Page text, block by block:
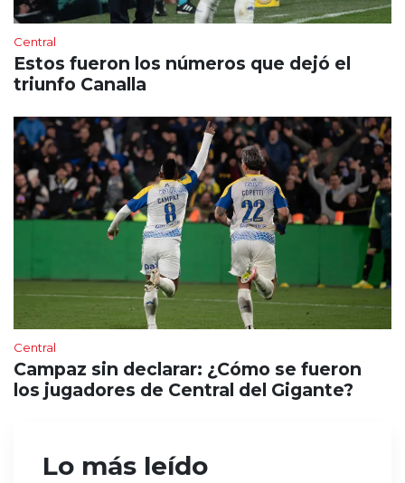
Central
Estos fueron los números que dejó el
triunfo Canalla
Central
Campaz sin declarar: ¿Cómo se fueron
los jugadores de Central del Gigante?
Lo más leído